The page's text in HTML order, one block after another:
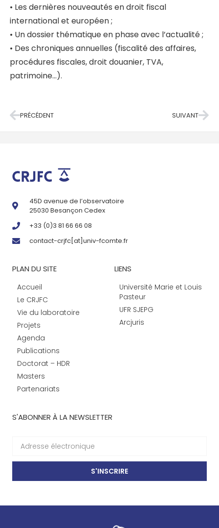
• Les dernières nouveautés en droit fiscal
international et européen ;
• Un dossier thématique en phase avec l’actualité ;
• Des chroniques annuelles (fiscalité des affaires,
procédures fiscales, droit douanier, TVA,
patrimoine…).
PRÉCÉDENT SUIVANT
45D avenue de l’observatoire
25030 Besançon Cedex
+33 (0)3 81 66 66 08
contact-crjfc[at]univ-fcomte.fr
PLAN DU SITE
Accueil
Le CRJFC
Vie du laboratoire
Projets
Agenda
Publications
Doctorat – HDR
Masters
Partenariats
LIENS
Université Marie et Louis
Pasteur
UFR SJEPG
Arcjuris
S'ABONNER À LA NEWSLETTER
S'INSCRIRE